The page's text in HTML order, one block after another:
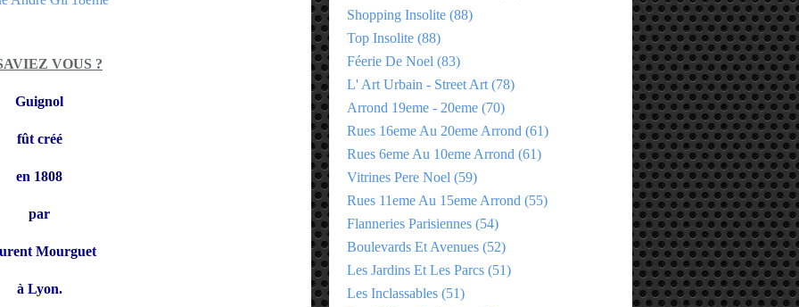
VOUS ?
Guignol
fût créé
en 1808
par
Mourguet
à Lyon.
Shopping Insolite (88)
Top Insolite (88)
Féerie De Noel (83)
L' Art Urbain - Street Art (78)
Arrond 19eme - 20eme (70)
Rues 16eme Au 20eme Arrond (61)
Rues 6eme Au 10eme Arrond (61)
Vitrines Pere Noel (59)
Rues 11eme Au 15eme Arrond (55)
Flanneries Parisiennes (54)
Boulevards Et Avenues (52)
Les Jardins Et Les Parcs (51)
Les Inclassables (51)